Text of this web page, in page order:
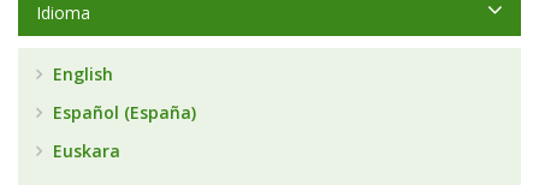
Idioma
English
Español (España)
Euskara